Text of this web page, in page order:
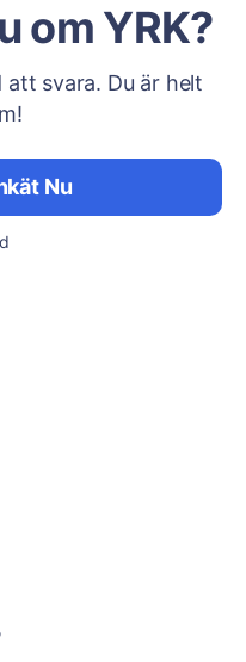
om YRK?
svara. Du är helt
Nu